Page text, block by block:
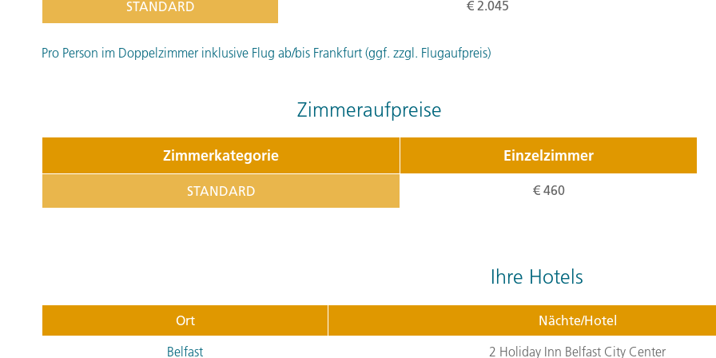
Webern, die den
Schulter schauen. Es
Stationen:
1. County Donegal, Irland,2.
STANDARD € 2.045
Pro Person im Doppelzimmer inklusive Flug ab/bis Frankfurt (ggf. zzgl. Flugaufpreis)
Zimmeraufpreise
Zimmerkategorie Einzelzimmer
STANDARD € 460
Ihre Hotels
Ort Nächte/Hotel
Belfast
2 Holiday Inn Belfast City Center